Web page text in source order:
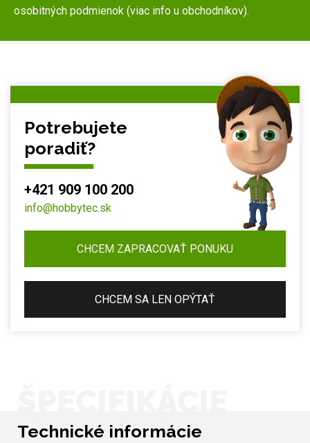
osobitných podmienok (viac info u obchodníkov).
Potrebujete
poradiť?
+421 909 100 200
info@hobbytec.sk
CHCEM ZAPRACOVAŤ PONUKU
CHCEM SA LEN OPÝTAŤ
Technické informácie